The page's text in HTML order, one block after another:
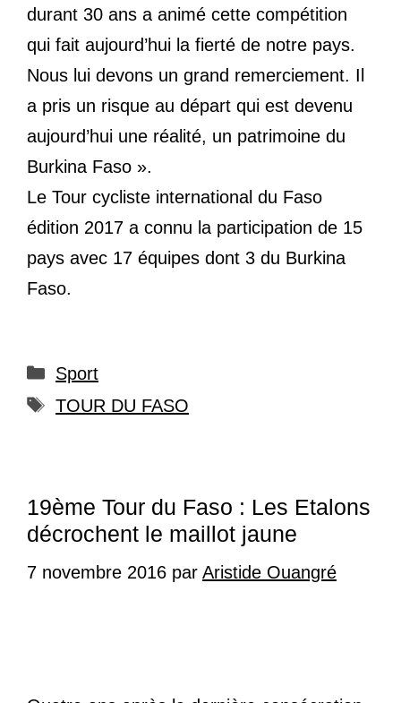
durant 30 ans a animé cette compétition
qui fait aujourd’hui la fierté de notre pays.
Nous lui devons un grand remerciement. Il
a pris un risque au départ qui est devenu
aujourd’hui une réalité, un patrimoine du
Burkina Faso ».
Le Tour cycliste international du Faso
édition 2017 a connu la participation de 15
pays avec 17 équipes dont 3 du Burkina
Faso.
Catégories
Sport
Étiquettes
TOUR DU FASO
19ème Tour du Faso : Les Etalons
décrochent le maillot jaune
7 novembre 2016 par Aristide Ouangré